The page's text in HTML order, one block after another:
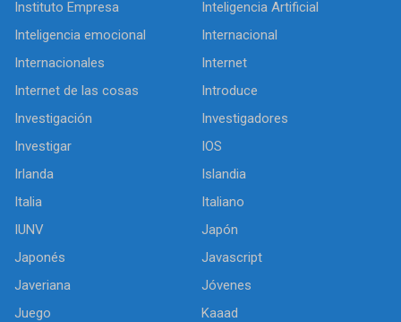
Instituto Empresa
Inteligencia Artificial
Inteligencia emocional
Internacional
Internacionales
Internet
Internet de las cosas
Introduce
Investigación
Investigadores
Investigar
IOS
Irlanda
Islandia
Italia
Italiano
IUNV
Japón
Japonés
Javascript
Javeriana
Jóvenes
Juego
Kaaad